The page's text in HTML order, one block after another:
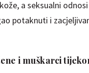
a seksualni
potaknuti i
i muškarci